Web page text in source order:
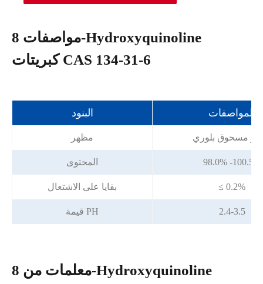
مواصفات 8-Hydroxyquinoline
كبريتات CAS 134-31-6
البنود المواصفات
مظهر مسحوق بلوري
المحتوى 98.0% -100.5%
بقايا على الاشتعال ≤ 0.2%
قيمة PH 2.4-3.5
معلمات من 8-Hydroxyquinoline